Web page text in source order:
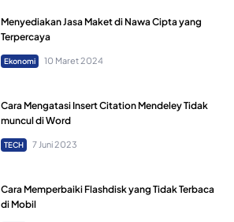
Menyediakan Jasa Maket di Nawa Cipta yang
Terpercaya
Ekonomi 10 Maret 2024
Cara Mengatasi Insert Citation Mendeley Tidak
muncul di Word
TECH 7 Juni 2023
Cara Memperbaiki Flashdisk yang Tidak Terbaca
di Mobil